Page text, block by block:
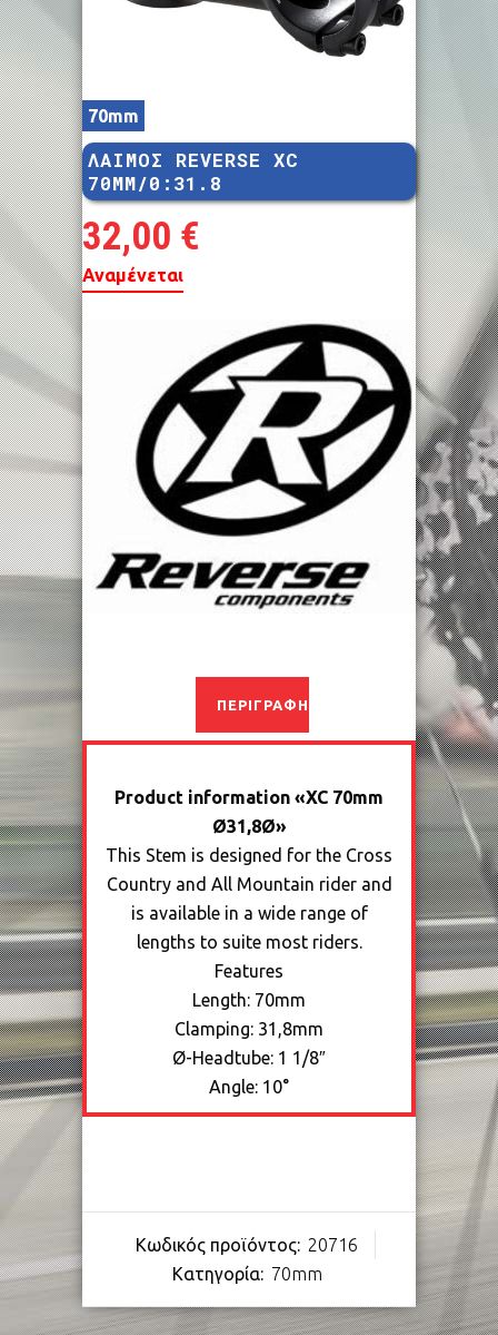
70mm
ΛΑΙΜΟΣ REVERSE XC
70MM/0:31.8
32,00 €
Αναμένεται
ΠΕΡΙΓΡΑΦΉ
Product information «XC 70mm
Ø31,8Ø»
This Stem is designed for the Cross
Country and All Mountain rider and
is available in a wide range of
lengths to suite most riders.
Features
Length: 70mm
Clamping: 31,8mm
Ø-Headtube: 1 1/8″
Angle: 10°
Κωδικός προϊόντος: 20716
Κατηγορία: 70mm